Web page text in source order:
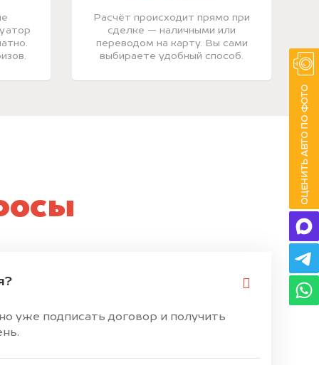
Расчёт происходит прямо при
сделке — наличными или
переводом на карту. Вы сами
выбираете удобный способ.
уже подписать договор и получить